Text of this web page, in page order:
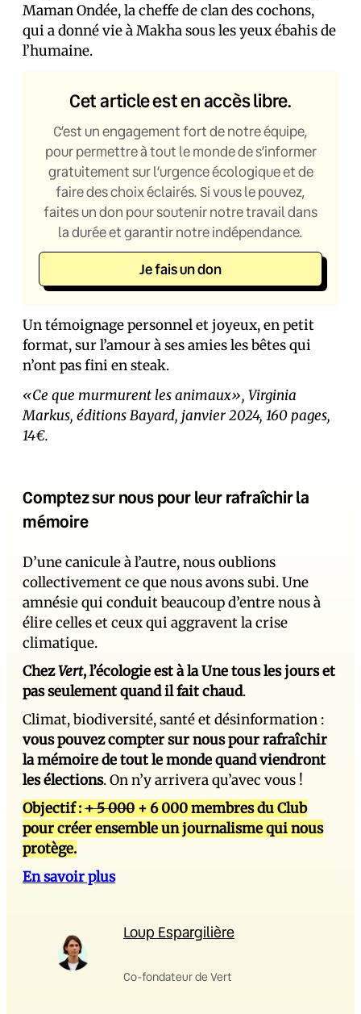
Maman Ondée, la cheffe de clan des cochons,
qui a donné vie à Makha sous les yeux ébahis de
l’humaine.
Cet article est en accès libre.
C’est un engagement fort de notre équipe,
pour permettre à tout le monde de s’informer
gratuitement sur l’urgence écologique et de
faire des choix éclairés. Si vous le pouvez,
faites un don pour soutenir notre travail dans
la durée et garantir notre indépendance.
Je fais un don
Un témoignage personnel et joyeux, en petit
format, sur l’amour à ses amies les bêtes qui
n’ont pas fini en steak.
«Ce que murmurent les animaux», Virginia
Markus, éditions Bayard, janvier 2024, 160 pages,
14€.
Comptez sur nous pour leur rafraîchir la
mémoire
D’une canicule à l’autre, nous oublions
collectivement ce que nous avons subi. Une
amnésie qui conduit beaucoup d’entre nous à
élire celles et ceux qui aggravent la crise
climatique.
ChezVert, l’écologie est à la Une tous les jours et
pas seulement quand il fait chaud.
Climat, biodiversité, santé et désinformation :
vous pouvez compter sur nous pour rafraîchir
la mémoire de tout le monde quand viendront
les élections. On n’y arrivera qu’avec vous !
Objectif :+ 5 000 + 6 000 membres du Club
pour créer ensemble un journalisme qui nous
protège.
En savoir plus
Loup Espargilière
Co-fondateur de Vert